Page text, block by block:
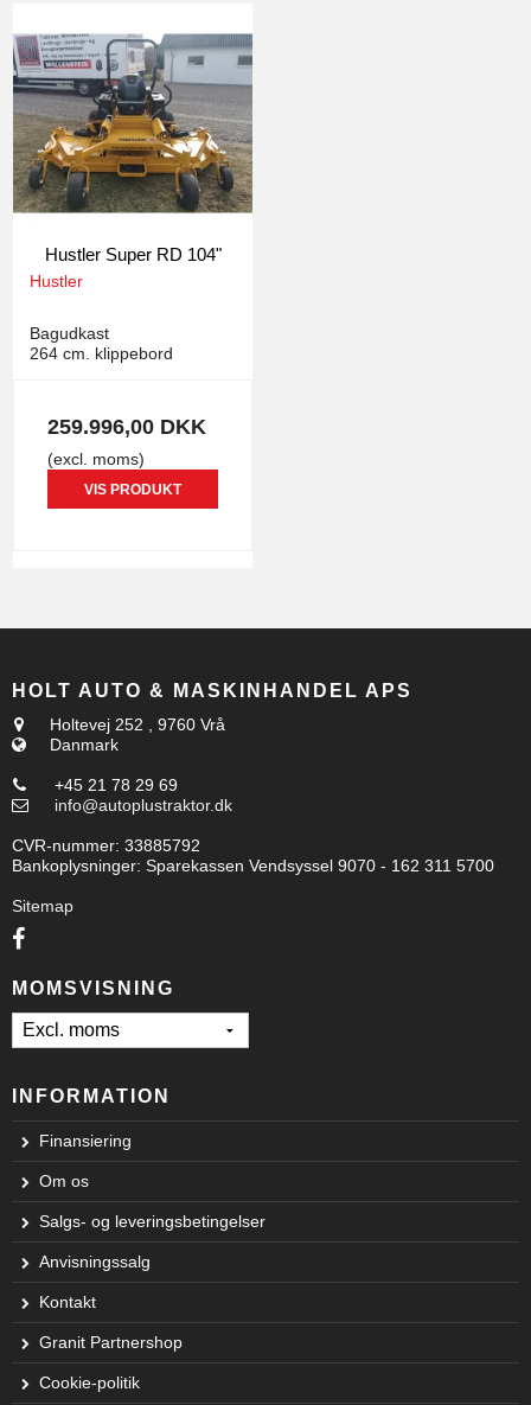
Hustler Super RD 104"
Hustler
Bagudkast
264 cm. klippebord
259.996,00 DKK
(excl. moms)
VIS PRODUKT
HOLT AUTO & MASKINHANDEL APS
Holtevej 252
9760 Vrå
Danmark
+45 21 78 29 69
info@autoplustraktor.dk
CVR-nummer: 33885792
Bankoplysninger: Sparekassen Vendsyssel 9070 - 162 311 5700
Sitemap
MOMSVISNING
INFORMATION
Finansiering
Om os
Salgs- og leveringsbetingelser
Anvisningssalg
Kontakt
Granit Partnershop
Cookie-politik